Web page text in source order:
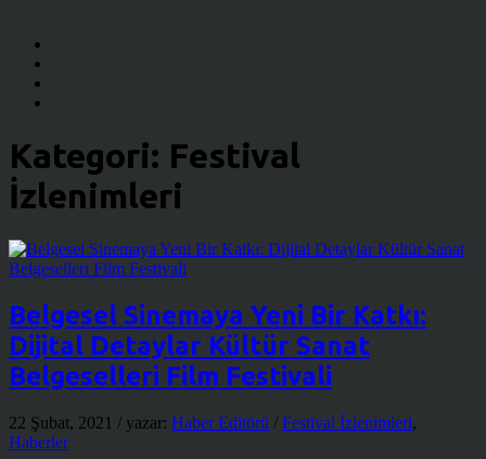
Kategori: Festival
İzlenimleri
Belgesel Sinemaya Yeni Bir Katkı:
Dijital Detaylar Kültür Sanat
Belgeselleri Film Festivali
22 Şubat, 2021 / yazar: Haber Editörü / Festival İzlenimleri,
Haberler